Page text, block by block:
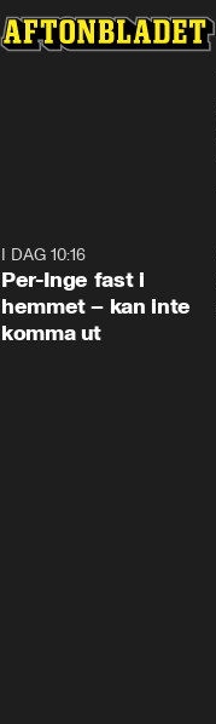
I DAG 10:16
Per-Inge fast i
hemmet – kan inte
komma ut